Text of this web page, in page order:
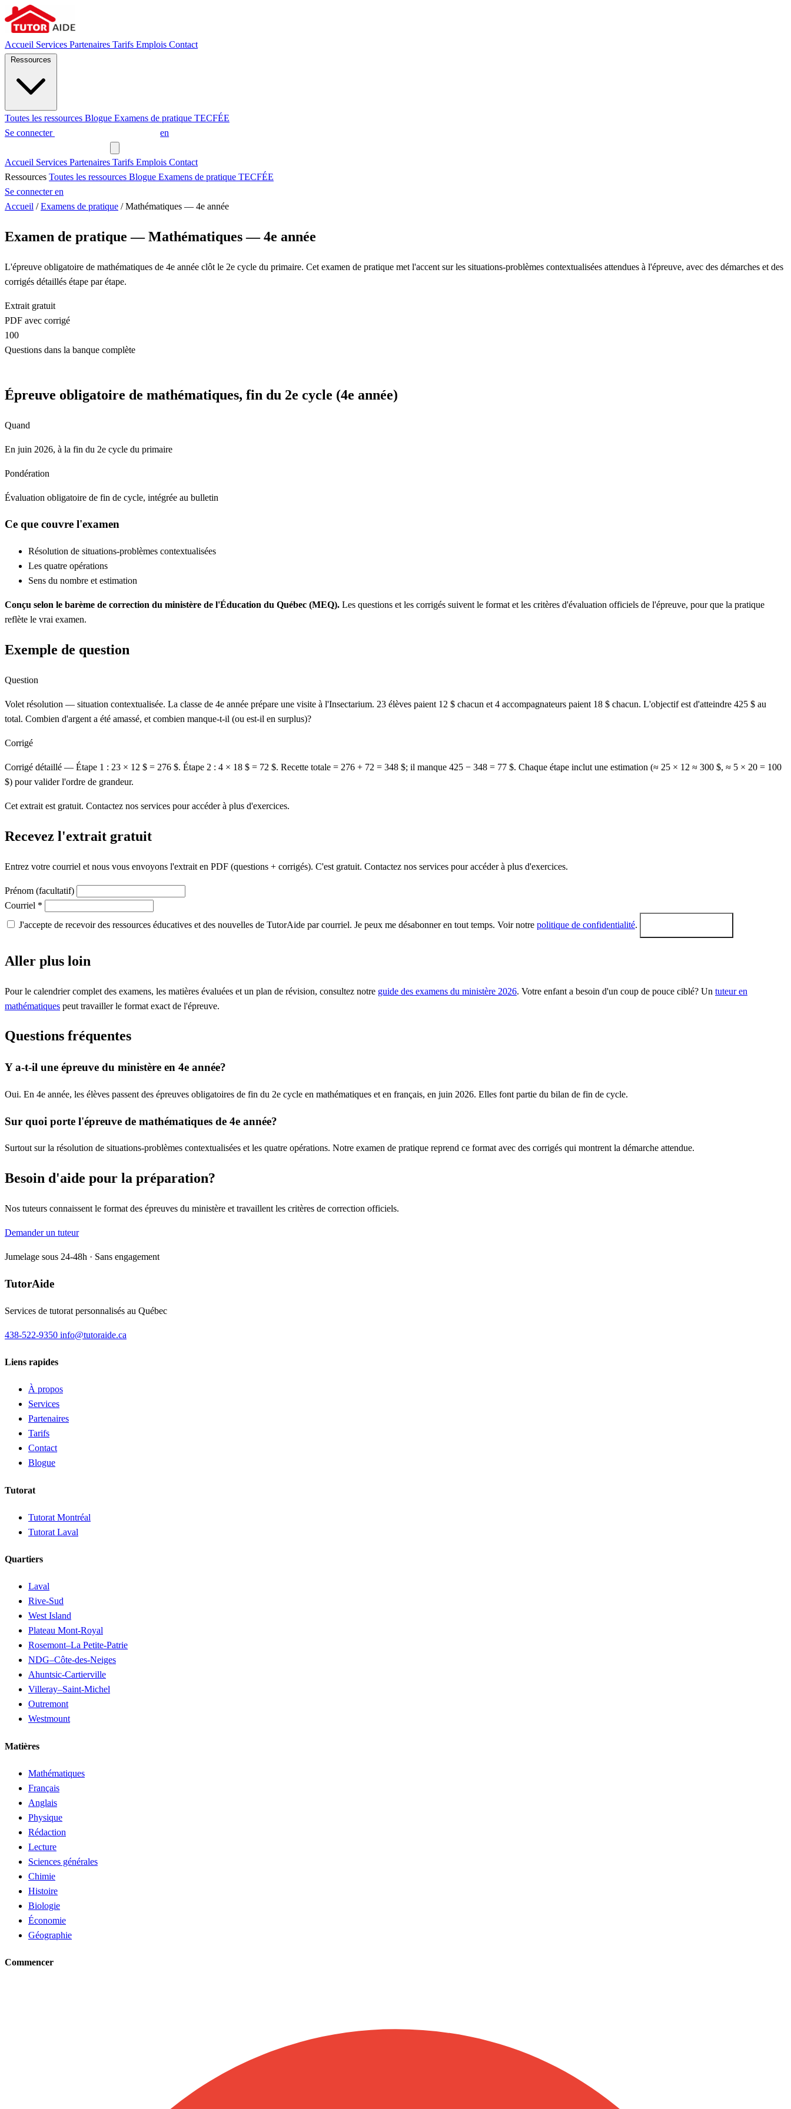
Accueil Services Partenaires Tarifs Emplois Contact
Toutes les ressources Blogue Examens de pratique TECFÉE
Se connecter
en
Accueil Services Partenaires Tarifs Emplois Contact
Ressources Toutes les ressources Blogue Examens de pratique TECFÉE
Se connecteren
Accueil / Examens de pratique / Mathématiques — 4e année
Examen de pratique — Mathématiques — 4e année
L'épreuve obligatoire de mathématiques de 4e année clôt le 2e cycle du primaire. Cet examen de pratique met l'accent sur les situations-problèmes contextualisées attendues à l'épreuve, avec des démarches et des
corrigés détaillés étape par étape.
Extrait gratuit
PDF avec corrigé
100
Questions dans la banque complète
Épreuve obligatoire de mathématiques, fin du 2e cycle (4e année)
Quand
En juin 2026, à la fin du 2e cycle du primaire
Pondération
Évaluation obligatoire de fin de cycle, intégrée au bulletin
Ce que couvre l'examen
Résolution de situations-problèmes contextualisées
Les quatre opérations
Sens du nombre et estimation
Conçu selon le barème de correction du ministère de l'Éducation du Québec (MEQ). Les questions et les corrigés suivent le format et les critères d'évaluation officiels de l'épreuve, pour que la pratique
reflète le vrai examen.
Exemple de question
Question
Volet résolution — situation contextualisée. La classe de 4e année prépare une visite à l'Insectarium. 23 élèves paient 12 $ chacun et 4 accompagnateurs paient 18 $ chacun. L'objectif est d'atteindre 425 $ au
total. Combien d'argent a été amassé, et combien manque-t-il (ou est-il en surplus)?
Corrigé
Corrigé détaillé — Étape 1 : 23 × 12 $ = 276 $. Étape 2 : 4 × 18 $ = 72 $. Recette totale = 276 + 72 = 348 $; il manque 425 − 348 = 77 $. Chaque étape inclut une estimation (≈ 25 × 12 ≈ 300 $, ≈ 5 × 20 = 100
$) pour valider l'ordre de grandeur.
Cet extrait est gratuit. Contactez nos services pour accéder à plus d'exercices.
Recevez l'extrait gratuit
Entrez votre courriel et nous vous envoyons l'extrait en PDF (questions + corrigés). C'est gratuit. Contactez nos services pour accéder à plus d'exercices.
Prénom (facultatif)
Courriel *
J'accepte de recevoir des ressources éducatives et des nouvelles de TutorAide par courriel. Je peux me désabonner en tout temps. Voir notre politique de confidentialité.
Aller plus loin
Pour le calendrier complet des examens, les matières évaluées et un plan de révision, consultez notre guide des examens du ministère 2026. Votre enfant a besoin d'un coup de pouce ciblé? Un tuteur en
mathématiques peut travailler le format exact de l'épreuve.
Questions fréquentes
Y a-t-il une épreuve du ministère en 4e année?
Oui. En 4e année, les élèves passent des épreuves obligatoires de fin du 2e cycle en mathématiques et en français, en juin 2026. Elles font partie du bilan de fin de cycle.
Sur quoi porte l'épreuve de mathématiques de 4e année?
Surtout sur la résolution de situations-problèmes contextualisées et les quatre opérations. Notre examen de pratique reprend ce format avec des corrigés qui montrent la démarche attendue.
Besoin d'aide pour la préparation?
Nos tuteurs connaissent le format des épreuves du ministère et travaillent les critères de correction officiels.
Demander un tuteur
Jumelage sous 24-48h · Sans engagement
TutorAide
Services de tutorat personnalisés au Québec
438-522-9350 info@tutoraide.ca
Liens rapides
À propos
Services
Partenaires
Tarifs
Contact
Blogue
Tutorat
Tutorat Montréal
Tutorat Laval
Quartiers
Laval
Rive-Sud
West Island
Plateau Mont-Royal
Rosemont–La Petite-Patrie
NDG–Côte-des-Neiges
Ahuntsic-Cartierville
Villeray–Saint-Michel
Outremont
Westmount
Matières
Mathématiques
Français
Anglais
Physique
Rédaction
Lecture
Sciences générales
Chimie
Histoire
Biologie
Économie
Géographie
Commencer